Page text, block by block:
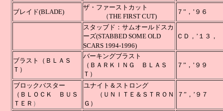
ブレイド(BLADE)
ザ・ファーストカット
（THE FIRST CUT)
７”
スタッブド：サムオールドスカ
ーズ(STABBED SOME OLD
SCARS 1994-1996)
ＣＤ，
ブラスト（ＢＬＡＳ
Ｔ）
バーキングブラスト
（ＢＡＲＫＩＮＧ ＢＬＡＳ
Ｔ）
７”，’９９
ブロックバスター
（ＢＬＯＣＫ ＢＵＳ
ＴＥＲ ）
ユナイト＆ストロング
（ＵＮＩＴＥ＆ＳＴＲＯＮ
Ｇ）
７”，’９７